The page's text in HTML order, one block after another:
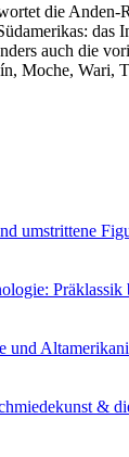
die Anden-
das
auch die
Moche, Wari,
umstrittene
Präklassik
und
&